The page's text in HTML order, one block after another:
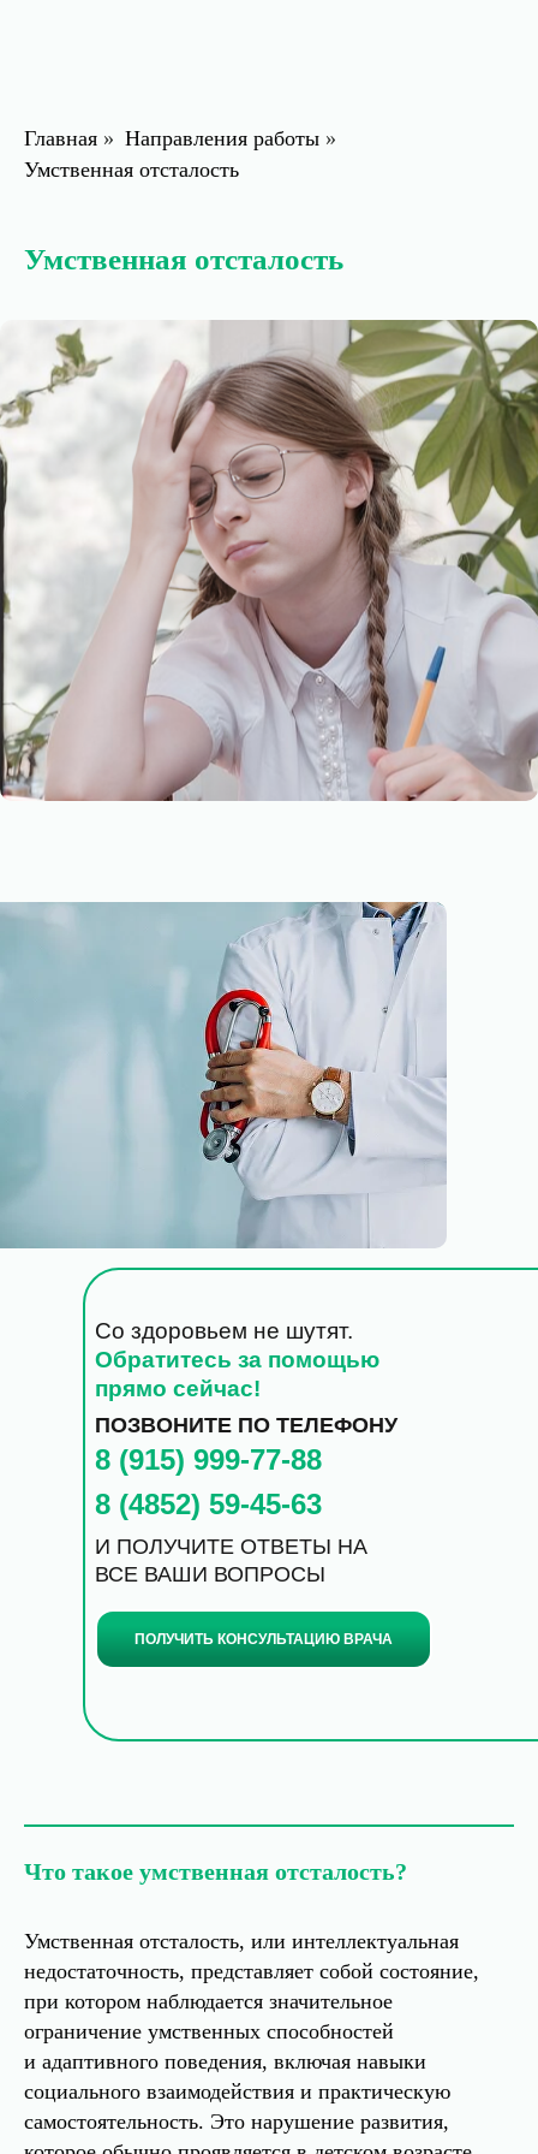
Главная » Направления работы »
Умственная отсталость
Умственная отсталость
Со здоровьем не шутят.
Обратитесь за помощью
прямо сейчас!
ПОЗВОНИТЕ ПО ТЕЛЕФОНУ
И ПОЛУЧИТЕ ОТВЕТЫ НА
ВСЕ ВАШИ ВОПРОСЫ
8 (915) 999-77-88
8 (4852) 59-45-63
ПОЛУЧИТЬ КОНСУЛЬТАЦИЮ ВРАЧА
Что такое умственная отсталость?
Умственная отсталость, или интеллектуальная
недостаточность, представляет собой состояние,
при котором наблюдается значительное
ограничение умственных способностей
и адаптивного поведения, включая навыки
социального взаимодействия и практическую
самостоятельность. Это нарушение развития,